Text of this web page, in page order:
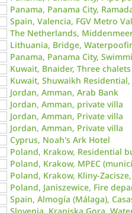
Panama, Panama City,
Spain, Valencia, FGV Metro
The Netherlands,
Lithuania, Bridge,
Panama, Panama City,
Kuwait, Bnaider, Three
Kuwait, Shuwaikh
Jordan, Amman, Arab Bank
Jordan, Amman, private villa
Jordan, Amman, Private villa
Jordan, Amman, Private villa
Cyprus, Noah's Ark Hotel
Poland, Krakow, Residential
Poland, Krakow, MPEC
Poland, Krakow, Kliny-
Poland, Janiszewice, Fire
Spain, Almogía (Málaga),